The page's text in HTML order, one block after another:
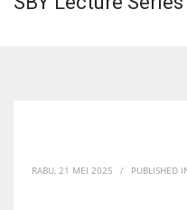
RABU, 21 MEI 2025 / PUBLISHED